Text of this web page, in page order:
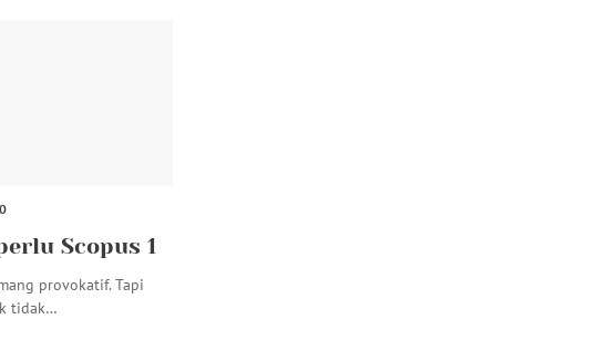
0
Scopus 1
provokatif. Tapi
tidak…